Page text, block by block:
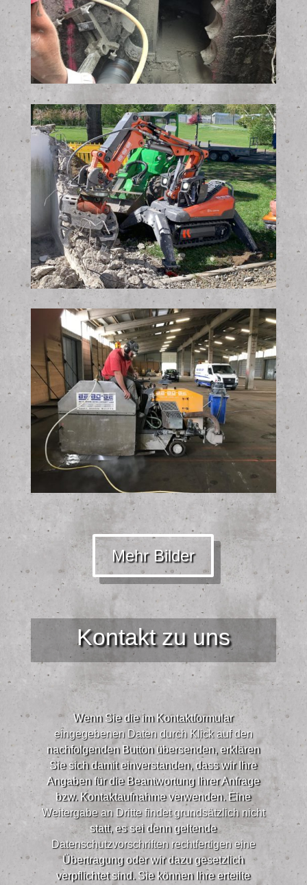
Mehr Bilder
Kontakt zu uns
Wenn Sie die im Kontaktformular
eingegebenen Daten durch Klick auf den
nachfolgenden Button übersenden, erklären
Sie sich damit einverstanden, dass wir Ihre
Angaben für die Beantwortung Ihrer Anfrage
bzw. Kontaktaufnahme verwenden. Eine
Weitergabe an Dritte findet grundsätzlich nicht
statt, es sei denn geltende
Datenschutzvorschriften rechtfertigen eine
Übertragung oder wir dazu gesetzlich
verpflichtet sind. Sie können Ihre erteilte